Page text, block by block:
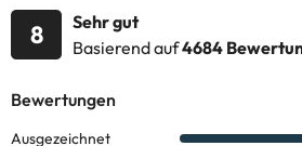
um Faro in aller Ruhe zu erkunden.
Einige der aufgeführten Leistungen
Die entsprechenden Preise könnt ihr
erfragen. Alle Informationen auf dieser
Unterkunft geändert werden. Wenn ihr
8
Sehr gut
Basierend auf4684